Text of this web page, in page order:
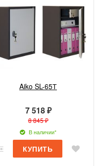
Aiko SL-65Т
7 518 ₽
8 845 ₽
В наличии*